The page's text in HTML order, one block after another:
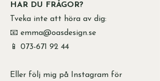
HAR DU FRÅGOR?
Tveka inte att höra av dig:
📧 emma@oasdesign.se
📱 073-671 92 44
Eller följ mig på Instagram för